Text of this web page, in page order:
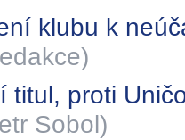
klubu k
titul, proti
Sobol)